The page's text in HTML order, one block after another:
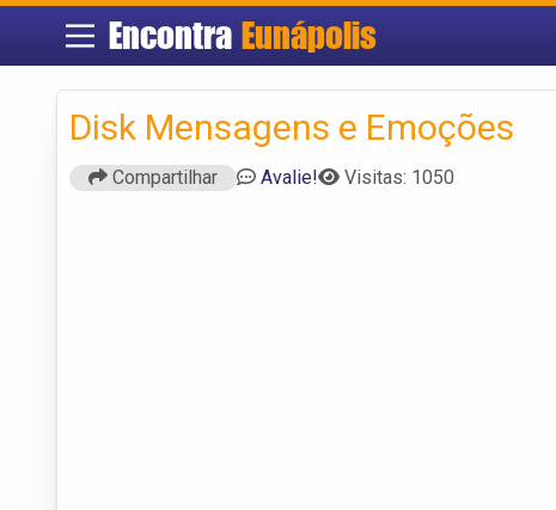
Encontra Eunápolis
Disk Mensagens e Emoções
Compartilhar Avalie! Visitas: 1050